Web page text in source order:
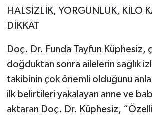
HALSİZLİK, YORGUNLUK, KİLO
DİKKAT
Doç. Dr. Funda Tayfun Küphesiz,
doğduktan sonra ailelerin sağlık
takibinin çok önemli olduğunu
ilk belirtileri yakalayan anne ve
aktaran Doç. Dr. Küphesiz,